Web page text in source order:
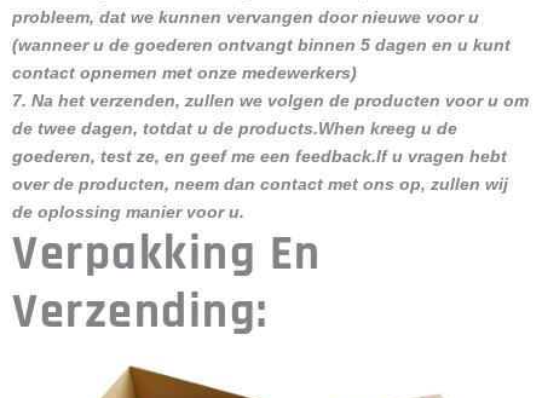
probleem, dat we kunnen vervangen door nieuwe voor u
(wanneer u de goederen ontvangt binnen 5 dagen en u kunt
contact opnemen met onze medewerkers)
7. Na het verzenden, zullen we volgen de producten voor u om
de twee dagen, totdat u de products.When kreeg u de
goederen, test ze, en geef me een feedback.If u vragen hebt
over de producten, neem dan contact met ons op, zullen wij
de oplossing manier voor u.
Verpakking En
Verzending: